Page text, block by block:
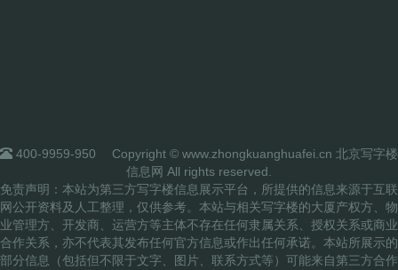
400-9959-950
Copyright © www.zhongkuanghuafei.cn 北京写字楼
信息网 All rights reserved.
免责声明：本站为第三方写字楼信息展示平台，所提供的信息来源于互联
网公开资料及人工整理，仅供参考。本站与相关写字楼的大厦产权方、物
业管理方、开发商、运营方等主体不存在任何隶属关系、授权关系或商业
合作关系，亦不代表其发布任何官方信息或作出任何承诺。本站所展示的
部分信息（包括但不限于文字、图片、联系方式等）可能来自第三方合作